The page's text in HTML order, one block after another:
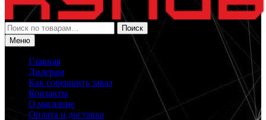
Искать:
Поиск
Меню
Главная
Дилерам
Как совершить заказ
Контакты
О магазине
Оплата и доставка